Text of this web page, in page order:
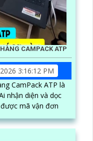
CAMPACK ATP
3:16:12 PM
CamPack ATP là
nhận diện và dọc
mã vận đơn